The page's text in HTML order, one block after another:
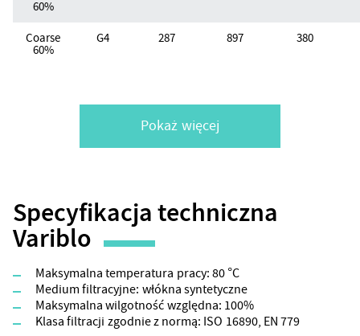
60%
Coarse
60%
G4 287 897 380
Pokaż więcej
Specyfikacja techniczna
Variblo
Maksymalna temperatura pracy: 80 °C
Medium filtracyjne: włókna syntetyczne
Maksymalna wilgotność względna: 100%
Klasa filtracji zgodnie z normą: ISO 16890, EN 779